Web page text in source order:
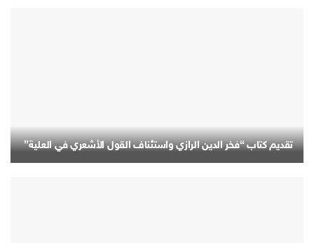
تقديم كتاب “فخر الدين الرازي واستئناف القول الأشعري في العلية”